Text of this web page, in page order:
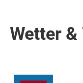
Wetter &